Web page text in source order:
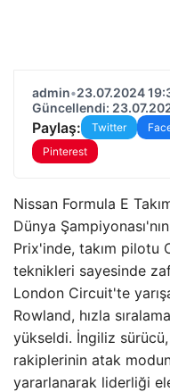
admin•23.07.2024
Güncellendi:
Paylaş: Twitter
Pinterest
Nissan Formula E
Dünya
Prix'inde, takım pilotu
teknikleri sayesinde
London Circuit'te
Rowland, hızla
yükseldi. İngiliz sürücü,
rakiplerinin atak
yararlanarak liderliği